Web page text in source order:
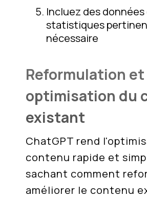
Incluez des
statistiques
nécessaire
Reformulation et
optimisation du
existant
ChatGPT rend
contenu rapide et
sachant comment
améliorer le contenu